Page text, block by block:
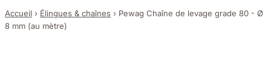
Accueil › Élingues & chaînes › Pewag Chaîne de levage grade 80 - Ø
8 mm (au mètre)